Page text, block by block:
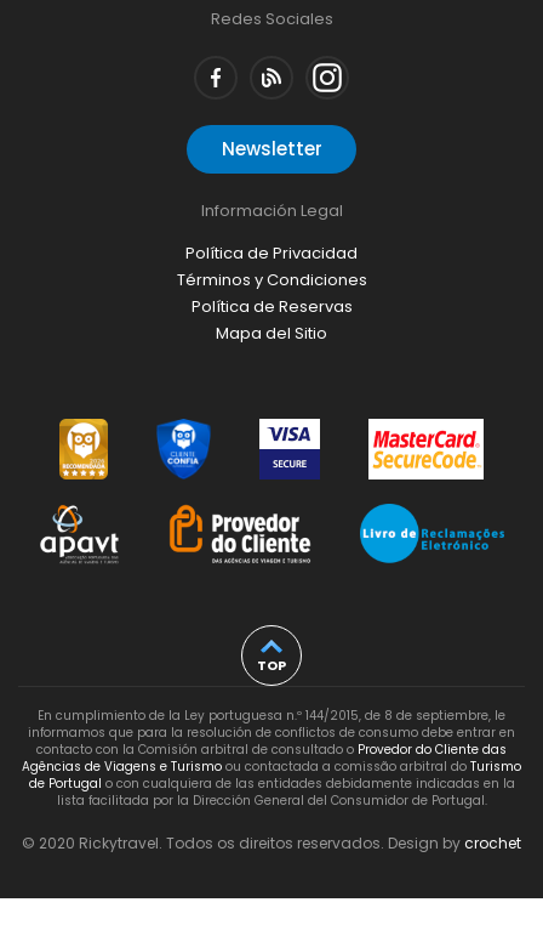
Redes Sociales
Newsletter
Información Legal
Política de Privacidad
Términos y Condiciones
Política de Reservas
Mapa del Sitio
TOP
En cumplimiento de la Ley portuguesa n.º 144/2015, de 8 de septiembre, le
informamos que para la resolución de conflictos de consumo debe entrar en
contacto con la Comisión arbitral de consultado o Provedor do Cliente das
Agências de Viagens e Turismo ou contactada a comissão arbitral do Turismo
de Portugal o con cualquiera de las entidades debidamente indicadas en la
lista facilitada por la Dirección General del Consumidor de Portugal.
© 2020 Rickytravel. Todos os direitos reservados. Design bycrochet